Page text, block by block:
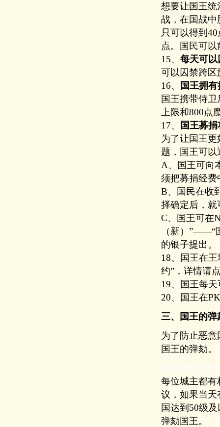
想要让国王
战，在国战
只可以得到40
点。国民可
15、每天可
可以囚禁跨
16、
国王拥
国王携带侍
上限和800点
17、
国王募
为了让国王
题，国王可
A、国王可向
须把募捐经
B、国民在收
择确定后，
C、国王可在
（新）”——“
的银子提出。
18、国王在王
约”，详情请
19、国王每
20、国王在
三、国王的弹
为了防止恶
国王的弹劾。
每位城主都有
议，如果当
国达到50级
弹劾国王。